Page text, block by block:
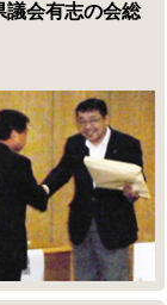
議会有志の会総